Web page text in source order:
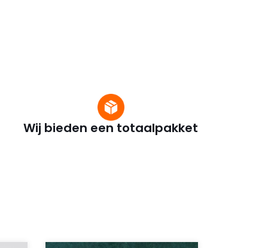
Wij bieden een totaalpakket